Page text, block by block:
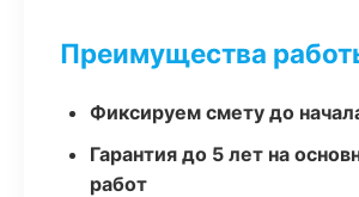
Преимущества
Фиксируем смету до
Гарантия до 5 лет на
работ